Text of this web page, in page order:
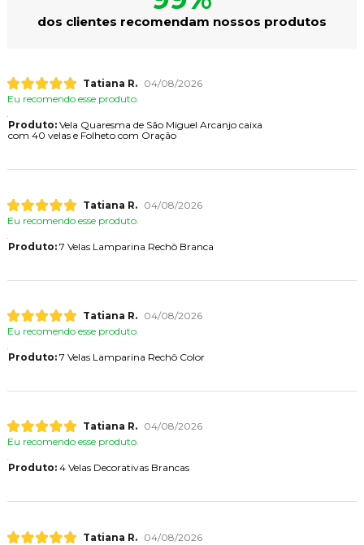
dos clientes recomendam nossos produtos
Tatiana R.
04/08/2026
Eu recomendo esse produto.
Produto:Vela Quaresma de São Miguel Arcanjo caixa
com 40 velas e Folheto com Oração
Tatiana R.
04/08/2026
Eu recomendo esse produto.
Produto:7 Velas Lamparina Rechô Branca
Tatiana R.
04/08/2026
Eu recomendo esse produto.
Produto:7 Velas Lamparina Rechô Color
Tatiana R.
04/08/2026
Eu recomendo esse produto.
Produto:4 Velas Decorativas Brancas
Tatiana R.
04/08/2026